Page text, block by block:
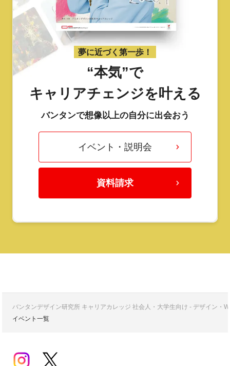
夢に近づく第一歩！
“本気”で
キャリアチェンジを叶える
バンタンで想像以上の自分に出会おう
イベント・説明会
資料請求
バンタンデザイン研究所 キャリアカレッジ 社会人・大学生向け - デザイン・
イベント一覧